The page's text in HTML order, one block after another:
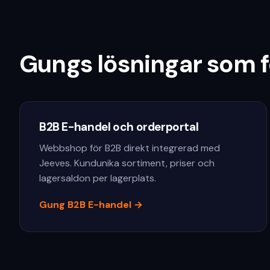
Gungs lösningar som
B2B E-handel och orderportal
Webbshop för B2B direkt integrerad med
Jeeves. Kundunika sortiment, priser och
lagersaldon per lagerplats.
Gung B2B E-handel →